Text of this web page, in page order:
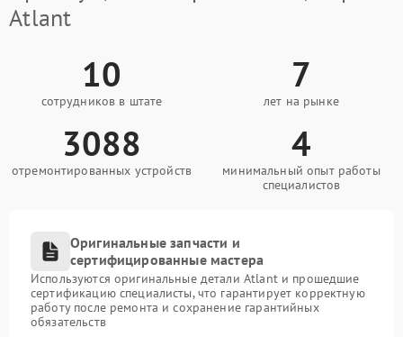
Atlant
10
сотрудников в штате
7
лет на рынке
3088
отремонтированных устройств
4
минимальный опыт работы
специалистов
Оригинальные запчасти и
сертифицированные мастера
Используются оригинальные детали Atlant и прошедшие
сертификацию специалисты, что гарантирует корректную
работу после ремонта и сохранение гарантийных
обязательств